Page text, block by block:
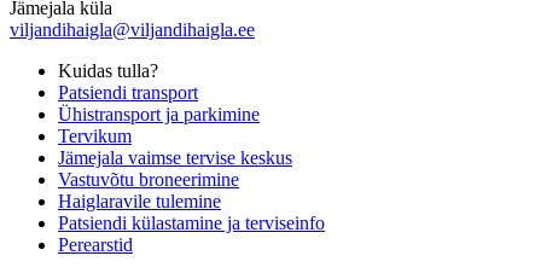
Jämejala küla
viljandihaigla@viljandihaigla.ee
Kuidas tulla?
Patsiendi transport
Ühistransport ja parkimine
Tervikum
Jämejala vaimse tervise keskus
Vastuvõtu broneerimine
Haiglaravile tulemine
Patsiendi külastamine ja terviseinfo
Perearstid